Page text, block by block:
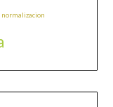
normalizacion